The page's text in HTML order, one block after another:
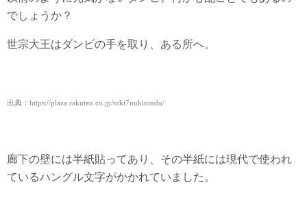
でしょうか？
世宗大王はダンビの手を取り、ある所へ。
出典：https://plaza.rakuten.co.jp/tuki7nukinindo/
廊下の壁には半紙貼ってあり、その半紙には現代で使われ
ているハングル文字がかかれていました。